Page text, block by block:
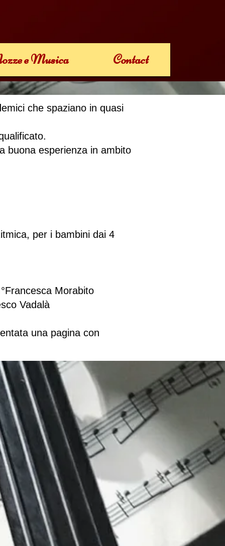
e Musica Contact
che spaziano in quasi
buona esperienza in ambito
per i bambini dai 4
Morabito
Vadalà
una pagina con